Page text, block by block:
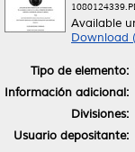
Available
Download
Tipo de elemento:
Información adicional:
Divisiones:
Usuario depositante: